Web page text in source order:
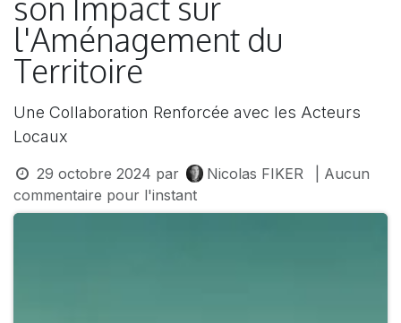
l'Aménagement du
Territoire
Une Collaboration Renforcée avec les Acteurs
Locaux
29 octobre 2024 par Nicolas FIKER
| Aucun
commentaire pour l'instant